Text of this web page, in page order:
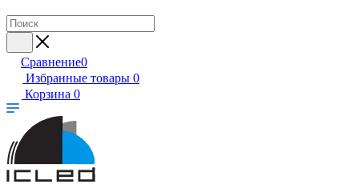
Сравнение0
Избранные товары 0
Корзина 0